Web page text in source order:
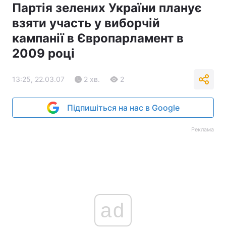
Партія зелених України планує
взяти участь у виборчій
кампанії в Європарламент в
2009 році
13:25, 22.03.07 2 хв. 2
Підпишіться на нас в Google
Реклама
ad